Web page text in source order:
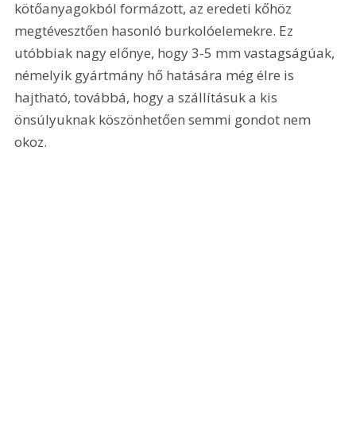
kötőanyagokból formázott, az eredeti kőhöz
megtévesztően hasonló burkolóelemekre. Ez
utóbbiak nagy előnye, hogy 3-5 mm vastagságúak,
némelyik gyártmány hő hatására még élre is
hajtható, továbbá, hogy a szállításuk a kis
önsúlyuknak köszönhetően semmi gondot nem
okoz.